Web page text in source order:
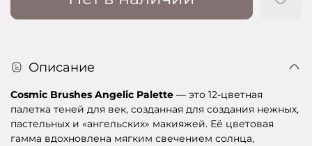
Описание
Cosmic Brushes Angelic Palette — это 12-цветная
палетка теней для век, созданная для создания нежных,
пастельных и «ангельских» макияжей. Её цветовая
гамма вдохновлена мягким свечением солнца,